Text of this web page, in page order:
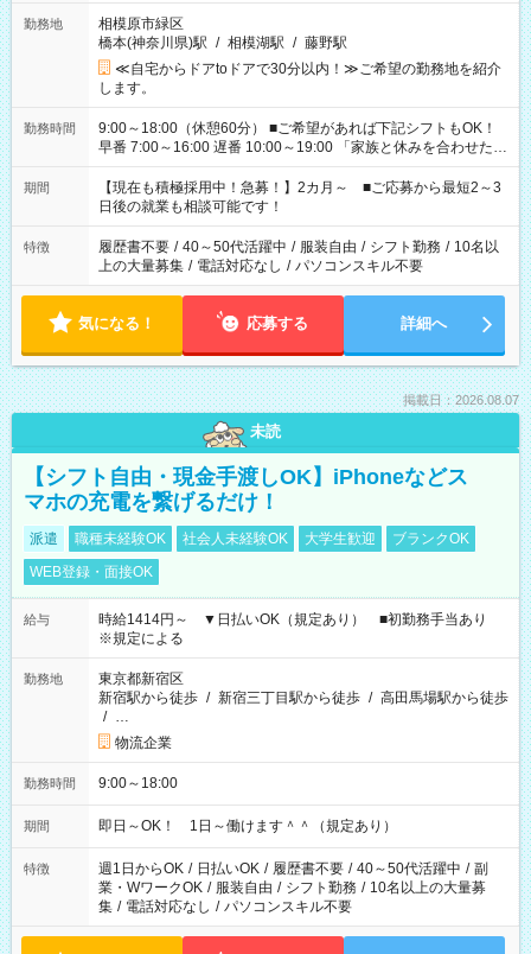
勤務地
相模原市緑区
橋本(神奈川県)駅 / 相模湖駅 / 藤野駅
≪自宅からドアtoドアで30分以内！≫ご希望の勤務地を紹介
します。
勤務時間
9:00～18:00（休憩60分） ■ご希望があれば下記シフトもOK！
早番 7:00～16:00 遅番 10:00～19:00 「家族と休みを合わせた
い」 「余裕を持って夕飯の準備がしたい」 「できれば残業はし
たくない」 など、ご希望を教えてくださいね。 ※Wワーク希望
の方へ 今ご覧のお仕事で希望する勤務時間と、もう1つのお仕事
の勤務時間。 合計で週40時間を超える場合は応募できません。
期間
【現在も積極採用中！急募！】2カ月～ ■ご応募から最短2～3
日後の就業も相談可能です！
特徴 履歴書不要 / 40～50代活躍中 / 服装自由 / シフト勤務 / 10名以
上の大量募集 / 電話対応なし / パソコンスキル不要
気になる！ 応募する 詳細へ
掲載日：2026.08.07
未読
【シフト自由・現金手渡しOK】iPhoneなどス
マホの充電を繋げるだけ！
派遣 職種未経験OK 社会人未経験OK 大学生歓迎
ブランクOK
WEB登録・面接OK
給与
時給1414円～ ▼日払いOK（規定あり） ■初勤務手当あり
※規定による
勤務地
東京都新宿区
新宿駅から徒歩 / 新宿三丁目駅から徒歩 / 高田馬場駅から徒歩
/ …
物流企業
勤務時間 9:00～18:00
期間 即日～OK！ 1日～働けます＾＾（規定あり）
特徴 週1日からOK / 日払いOK / 履歴書不要 / 40～50代活躍中 / 副
業・WワークOK / 服装自由 / シフト勤務 / 10名以上の大量募
集 / 電話対応なし / パソコンスキル不要